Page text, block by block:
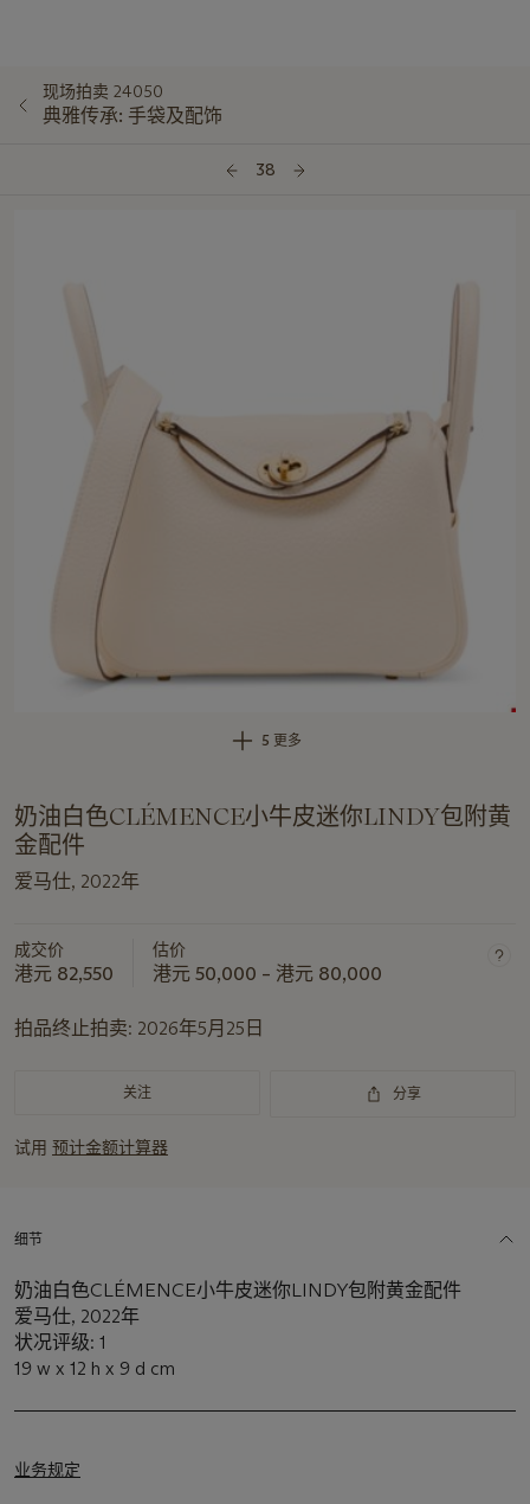
现场拍卖 24050
典雅传承: 手袋及配饰
38
5 更多
奶油白色CLÉMENCE小牛皮迷你LINDY包附黄
金配件
爱马仕, 2022年
成交价
港元 82,550
估价
港元 50,000 – 港元 80,000
拍品终止拍卖: 2026年5月25日
关注 分享
试用 预计金额计算器
细节
奶油白色CLÉMENCE小牛皮迷你LINDY包附黄金配件
爱马仕, 2022年
状况评级: 1
19 w x 12 h x 9 d cm
业务规定